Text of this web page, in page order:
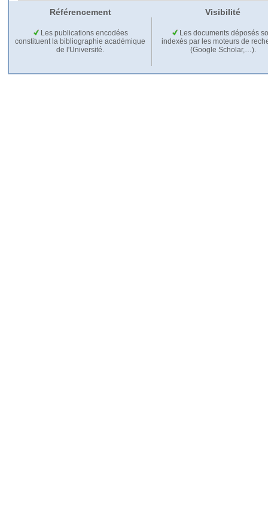
Référencement Visibilité
Les publications encodées
constituent la bibliographie académique
de l'Université.
Les documents déposés
indexés par les moteurs de
(Google Scholar,…).